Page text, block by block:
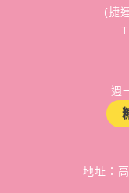
(捷
週
地址：